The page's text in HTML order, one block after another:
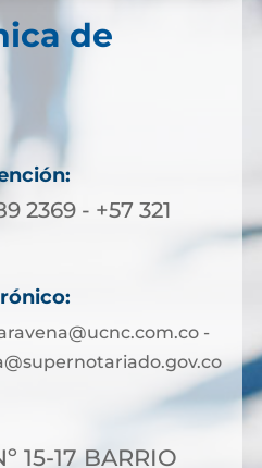
de
2369 - +57 321
-
15-17 BARRIO